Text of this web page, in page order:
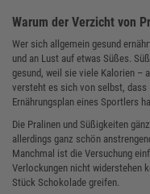
Warum der Verzicht von
Wer sich allgemein gesund
und an Lust auf etwas Süßes.
gesund, weil sie viele Kalorien –
versteht es sich von selbst, dass
Ernährungsplan eines Sportlers
Die Pralinen und Süßigkeiten
allerdings ganz schön
Manchmal ist die Versuchung
Verlockungen nicht widerstehen
Stück Schokolade greifen.